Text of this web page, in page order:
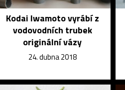
Kodai Iwamoto vyrábí z
vodovodních trubek
originální vázy
24. dubna 2018